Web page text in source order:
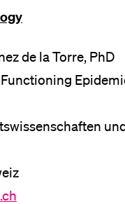
de la Torre, PhD